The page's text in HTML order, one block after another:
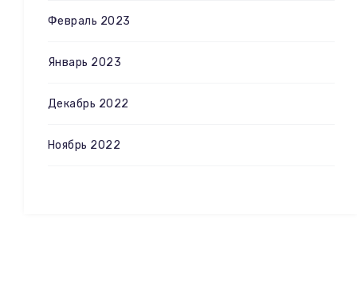
Февраль 2023
Январь 2023
Декабрь 2022
Ноябрь 2022